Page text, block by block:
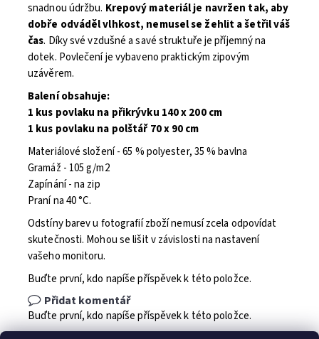
snadnou údržbu. Krepový materiál je navržen tak, aby
dobře odváděl vlhkost, nemusel se žehlit a šetřil váš
čas. Díky své vzdušné a savé struktuře je příjemný na
dotek. Povlečení je vybaveno praktickým zipovým
uzávěrem.
Balení obsahuje:
1 kus povlaku na přikrývku 140 x 200 cm
1 kus povlaku na polštář 70 x 90 cm
Materiálové složení - 65 % polyester, 35 % bavlna
Gramáž - 105 g/m2
Zapínání - na zip
Praní na 40 °C.
Odstíny barev u fotografií zboží nemusí zcela odpovídat
skutečnosti. Mohou se lišit v závislosti na nastavení
vašeho monitoru.
Buďte první, kdo napíše příspěvek k této položce.
Přidat komentář
Buďte první, kdo napíše příspěvek k této položce.